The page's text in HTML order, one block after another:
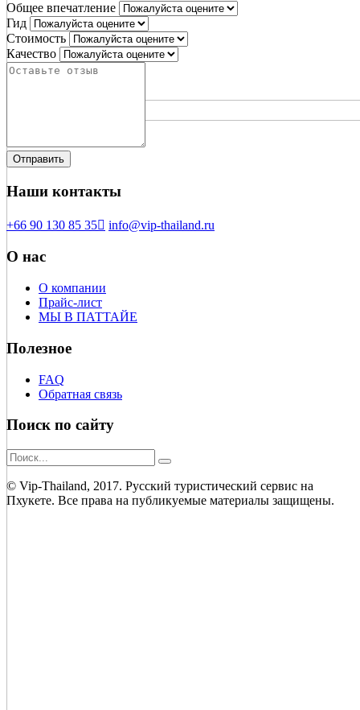
Общее впечатление
Гид
Стоимость
Качество
Наши контакты
+66 90 130 85 35 info@vip-thailand.ru
О нас
О компании
Прайс-лист
МЫ В ПАТТАЙЕ
Полезное
FAQ
Обратная связь
Поиск по сайту
© Vip-Thailand, 2017. Русский туристический сервис на
Пхукете. Все права на публикуемые материалы защищены.